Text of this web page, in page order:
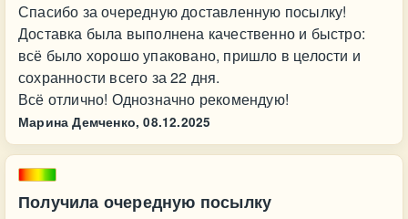
Спасибо за очередную доставленную посылку!
Доставка была выполнена качественно и быстро:
всё было хорошо упаковано, пришло в целости и
сохранности всего за 22 дня.
Всё отлично! Однозначно рекомендую!
Марина Демченко, 08.12.2025
Получила очередную посылку